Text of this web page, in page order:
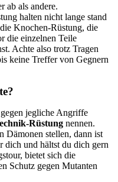
ab als andere.
halten nicht lange stand
Knochen-Rüstung, die
die einzelnen Teile
Achte also trotz Tragen
keine Treffer von Gegnern
jegliche Angriffe
Rüstung nennen.
Dämonen stellen, dann ist
dich und hältst du dich gern
bietet sich die
Schutz gegen Mutanten